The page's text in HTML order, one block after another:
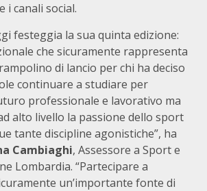
i canali social.
festeggia la sua quinta edizione:
che sicuramente rappresenta
di lancio per chi ha deciso
continuare a studiare per
professionale e lavorativo ma
alto livello la passione dello sport
tante discipline agonistiche”, ha
Cambiaghi, Assessore a Sport e
Lombardia. “Partecipare a
un’importante fonte di